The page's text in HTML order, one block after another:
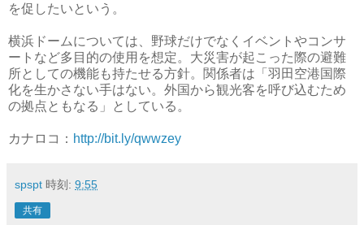
を促したいという。
横浜ドームについては、野球だけでなくイベントやコンサ
ートなど多目的の使用を想定。大災害が起こった際の避難
所としての機能も持たせる方針。関係者は「羽田空港国際
化を生かさない手はない。外国から観光客を呼び込むため
の拠点ともなる」としている。
カナロコ： http://bit.ly/qwwzey
spspt 時刻: 9:55
共有